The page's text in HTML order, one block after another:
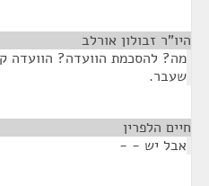
היו"ר זבולון אורלב
מה? להסכמת הוועדה?
שעבר.
חיים הלפרין
אבל יש - -